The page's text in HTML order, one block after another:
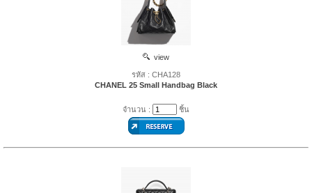
view
รหัส : CHA128
CHANEL 25 Small Handbag Black
จำนวน : ชิ้น